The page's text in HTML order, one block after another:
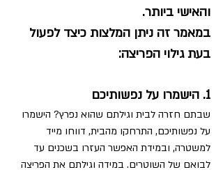
והאישי ביותר.
במאמר זה ניתן המלצות כיצד לפעול
בעת גילוי הפריצה:
1. הישמרו על נפשותיכם
שבתם חזרה לבית וגילתם שהוא נפרץ? הישמרו
על נפשותיכם, התרחקו מהבית, דווחו מייד
למשטרה, ובמידת האפשר העזרו בשכנים עד
לבואם של השוטרים. במידה וגילתם את הפריצה